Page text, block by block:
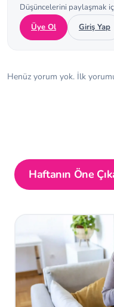
Düşüncelerini paylaşmak
Üye Ol
Giriş Yap
Henüz yorum yok. İlk
Haftanın Öne